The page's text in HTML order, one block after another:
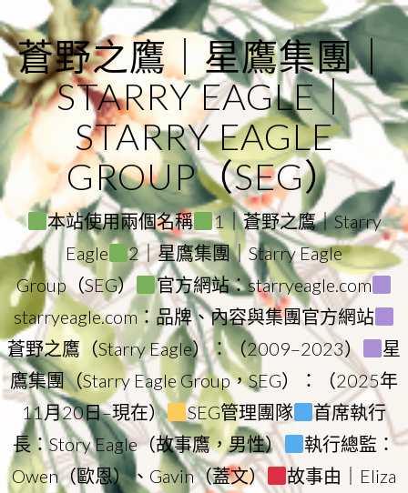
to
content
蒼野之鷹｜星鷹集團｜
STARRY EAGLE｜
STARRY EAGLE
GROUP（SEG）
本站使用兩個名稱
1｜蒼野之鷹｜Starry
Eagle
2｜星鷹集團｜Starry Eagle
Group（SEG）
官方網站：starryeagle.com
starryeagle.com：品牌、內容與集團官方網站
蒼野之鷹（Starry Eagle）：（2009–2023）
星
鷹集團（Starry Eagle Group，SEG）：（2025年
11月20日–現在）
SEG管理團隊
首席執行
長：Story Eagle（故事鷹，男性）
執行總監：
Owen（歐恩）、Gavin（蓋文）
故事由｜Eliza